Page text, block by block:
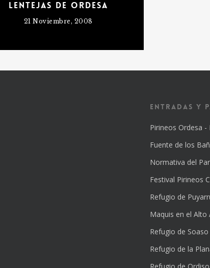
Lentejas de Ordesa
21 Noviembre, 2008
Entradas y
Pirineos Ordesa -
Fuente de los
Normativa del
Festival Pirineos
Refugio de
Maquis en el Alto
Refugio de
Refugio de la